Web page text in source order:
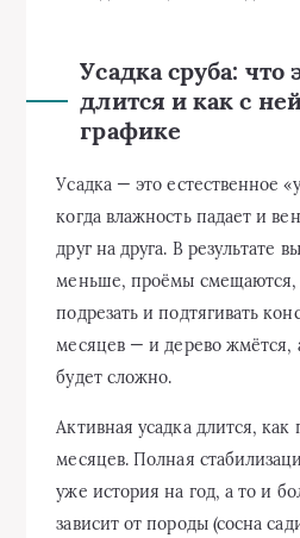
Усадка сруба: что
длится и как с
графике
Усадка — это естественное
когда влажность падает и
друг на друга. В результате
меньше, проёмы смещаются,
подрезать и подтягивать
месяцев — и дерево жмётся,
будет сложно.
Активная усадка длится, как
месяцев. Полная
уже история на год, а то и
зависит от породы (сосна